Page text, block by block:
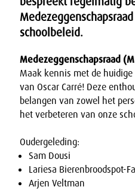
schoolbeleid.
Medezeggenschapsraad
Maak kennis met de
van Oscar Carré! Deze
belangen van zowel het
het verbeteren van onze
Oudergeleding:
Sam Dousi
Lariesa Bierenbroodspot-
Arjen Veltman